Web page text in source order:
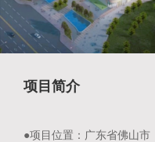
项目简介
●项目位置：广东省佛山市